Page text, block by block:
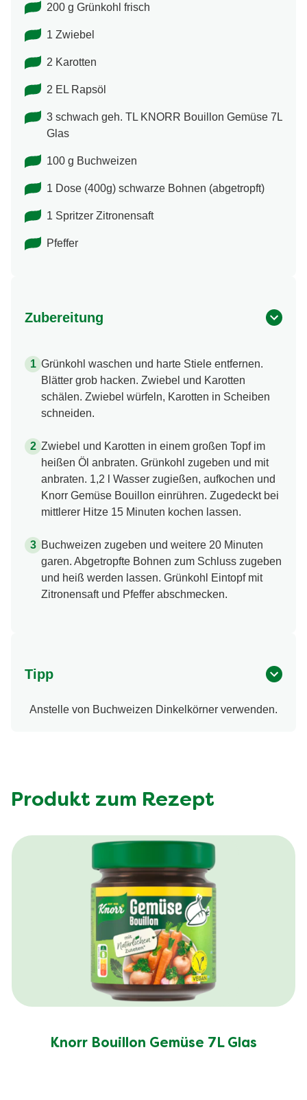
200 g Grünkohl frisch
1 Zwiebel
2 Karotten
2 EL Rapsöl
3 schwach geh. TL KNORR Bouillon Gemüse 7L
Glas
100 g Buchweizen
1 Dose (400g) schwarze Bohnen (abgetropft)
1 Spritzer Zitronensaft
Pfeffer
Zubereitung
Grünkohl waschen und harte Stiele entfernen.
Blätter grob hacken. Zwiebel und Karotten
schälen. Zwiebel würfeln, Karotten in Scheiben
schneiden.
Zwiebel und Karotten in einem großen Topf im
heißen Öl anbraten. Grünkohl zugeben und mit
anbraten. 1,2 l Wasser zugießen, aufkochen und
Knorr Gemüse Bouillon einrühren. Zugedeckt bei
mittlerer Hitze 15 Minuten kochen lassen.
Buchweizen zugeben und weitere 20 Minuten
garen. Abgetropfte Bohnen zum Schluss zugeben
und heiß werden lassen. Grünkohl Eintopf mit
Zitronensaft und Pfeffer abschmecken.
Tipp
Anstelle von Buchweizen Dinkelkörner verwenden.
Produkt zum Rezept
Knorr Bouillon Gemüse 7L Glas